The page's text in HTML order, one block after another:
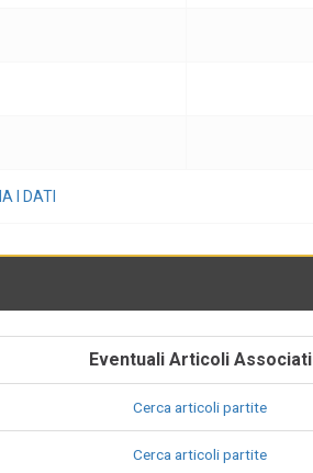
I DATI
Eventuali Articoli Associati
Cerca articoli partite
Cerca articoli partite